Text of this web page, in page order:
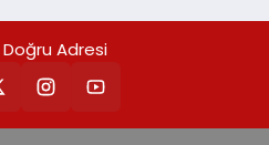
iklimlendirme sistemlerinin
daha kolay, konforlu ve
artırırken modern yaşam
donatılmış son modeli
ünitesi Madoka Plus
satışa sunuldu. Tam
ekranı, mobil uygulama
sensör entegrasyonu
Adresi